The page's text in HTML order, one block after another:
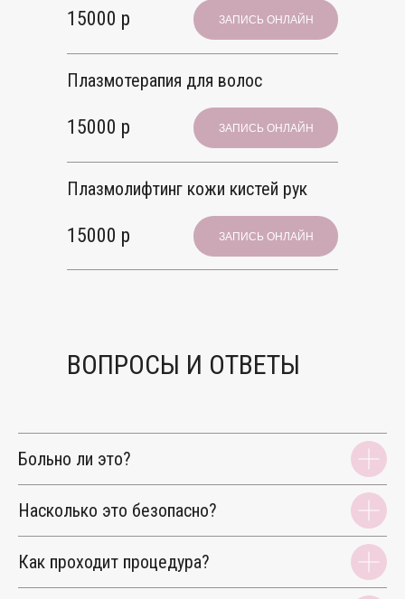
15000 р ЗАПИСЬ ОНЛАЙН
Плазмотерапия для волос
15000 р ЗАПИСЬ ОНЛАЙН
Плазмолифтинг кожи кистей рук
15000 р ЗАПИСЬ ОНЛАЙН
ВОПРОСЫ И ОТВЕТЫ
Больно ли это?
Насколько это безопасно?
Как проходит процедура?